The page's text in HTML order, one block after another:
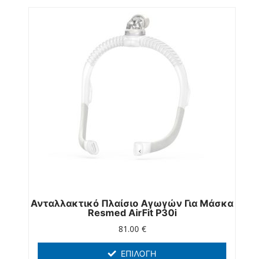
Ανταλλακτικό Πλαίσιο Αγωγών Για Μάσκα
Resmed AirFit P30i
81.00 €
ΕΠΙΛΟΓΉ